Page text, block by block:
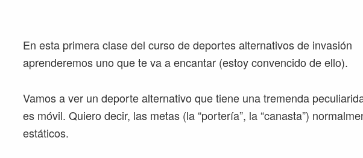
En esta primera clase del curso de deportes alternativos de invasión
aprenderemos uno que te va a encantar (estoy convencido de ello).
Vamos a ver un deporte alternativo que tiene una tremenda
es móvil. Quiero decir, las metas (la “portería”, la “canasta”)
estáticos.